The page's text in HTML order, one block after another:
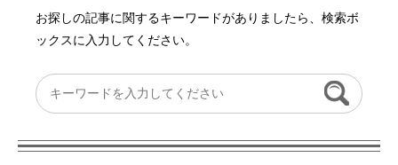
お探しの記事に関するキーワードがありましたら、検索ボ
ックスに入力してください。